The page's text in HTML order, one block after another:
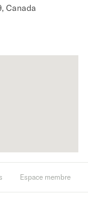
Canada
Espace membre